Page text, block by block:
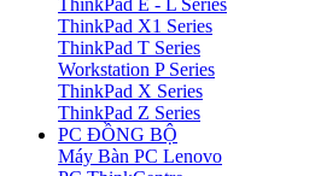
ThinkPad E - L Series
ThinkPad X1 Series
ThinkPad T Series
Workstation P Series
ThinkPad X Series
ThinkPad Z Series
PC ĐỒNG BỘ
Máy Bàn PC Lenovo